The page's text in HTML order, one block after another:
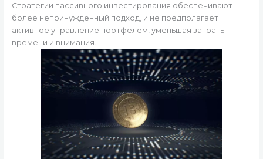
Стратегии пассивного инвестирования обеспечивают
более непринужденный подход, и не предполагает
активное управление портфелем, уменьшая затраты
времени и внимания.